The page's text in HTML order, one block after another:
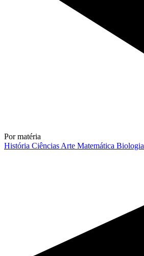
Por matéria
História Ciências Arte Matemática Biologia